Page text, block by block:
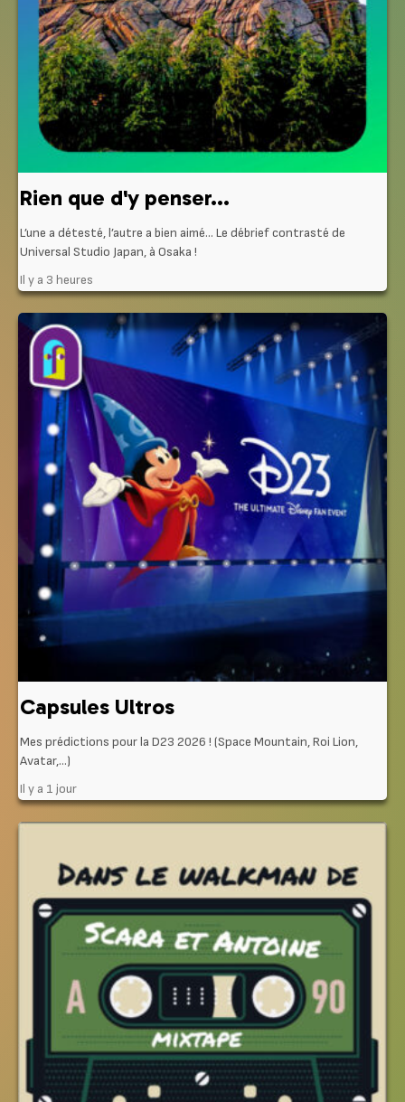
Rien que d'y penser...
L’une a détesté, l’autre a bien aimé… Le débrief contrasté de
Universal Studio Japan, à Osaka !
Il y a 3 heures
Capsules Ultros
Mes prédictions pour la D23 2026 ! (Space Mountain, Roi Lion,
Avatar,…)
Il y a 1 jour